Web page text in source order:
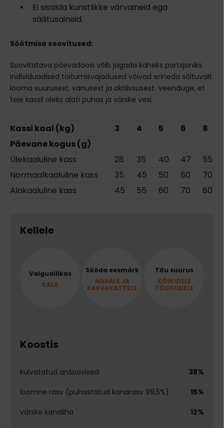
Ei sisalda kunstlikke värvaineid ega
säilitusaineid.
Söötmise soovitused:
Soovitatava päevadoosi võib jagada kaheks portsjoniks.
Individuaalsed toitumisvajadused võivad erineda sõltuvalt
looma suurusest, vanusest ja aktiivsusest. Veenduge, et
teie kassil oleks alati puhas ja värske vesi.
Kassi kaal (kg) 3 4 5 6
8
Päevane kogus (g)
Ülekaaluline kass
28 35 40 47
55
Normaalkaaluline kass
35 45 50 60
70
Alakaaluline kass
45 55 60 70 80
Kellele
Valguallikas
KALA
Sööda eesmärk
NAHALE JA
KARVAKATTELE
Tõu suurus
KÕIKIDELE
TÕUGUDELE
Koostis
kuivatatud anšoovised
38%
loomne rasv (puhastatud kanarasv 99,5%)
15%
värske kanaliha
12%